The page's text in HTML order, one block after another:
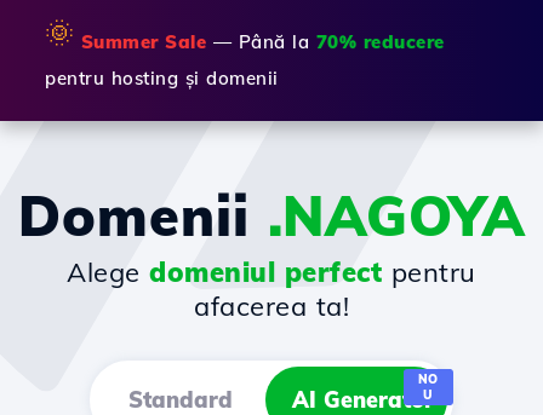
🌞 Summer Sale — Până la 70% reducere
pentru hosting și domenii
Domenii .NAGOYA
Alegedomeniul perfect pentru
afacerea ta!
Standard AI Generator
NO
U